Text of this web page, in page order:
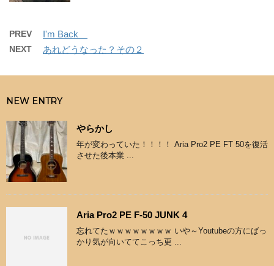
PREV I'm Back
NEXT あれどうなった？その２
NEW ENTRY
やらかし
年が変わっていた！！！！ Aria Pro2 PE FT 50を復活
させた後本業 ...
Aria Pro2 PE F-50 JUNK 4
忘れてたｗｗｗｗｗｗｗｗ いや～Youtubeの方にばっ
かり気が向いててこっち更 ...